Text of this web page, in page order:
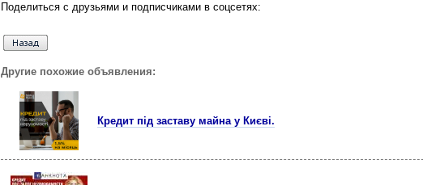
Поделиться с друзьями и подписчиками в соцсетях:
Другие похожие объявления:
Кредит під заставу майна у Києві.